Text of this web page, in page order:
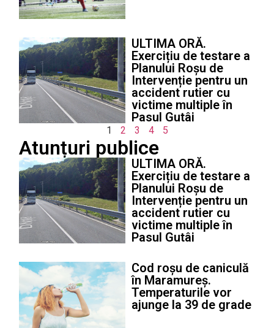
ULTIMA ORĂ.
Exercițiu de testare a
Planului Roșu de
Intervenție pentru un
accident rutier cu
victime multiple în
Pasul Gutâi
1 2 3 4 5
Atunțuri publice
ULTIMA ORĂ.
Exercițiu de testare a
Planului Roșu de
Intervenție pentru un
accident rutier cu
victime multiple în
Pasul Gutâi
Cod roșu de caniculă
în Maramureș.
Temperaturile vor
ajunge la 39 de grade